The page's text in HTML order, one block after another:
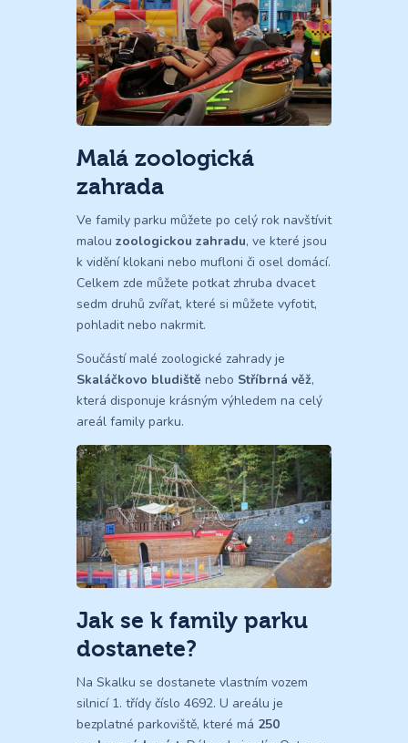
Malá zoologická
zahrada
Ve family parku můžete po celý rok navštívit
malou zoologickou zahradu, ve které jsou
k vidění klokani nebo mufloni či osel domácí.
Celkem zde můžete potkat zhruba dvacet
sedm druhů zvířat, které si můžete vyfotit,
pohladit nebo nakrmit.
Součástí malé zoologické zahrady je
Skaláčkovo bludiště nebo Stříbrná věž,
která disponuje krásným výhledem na celý
areál family parku.
Jak se k family parku
dostanete?
Na Skalku se dostanete vlastním vozem
silnicí 1. třídy číslo 4692. U areálu je
bezplatné parkoviště, které má 250